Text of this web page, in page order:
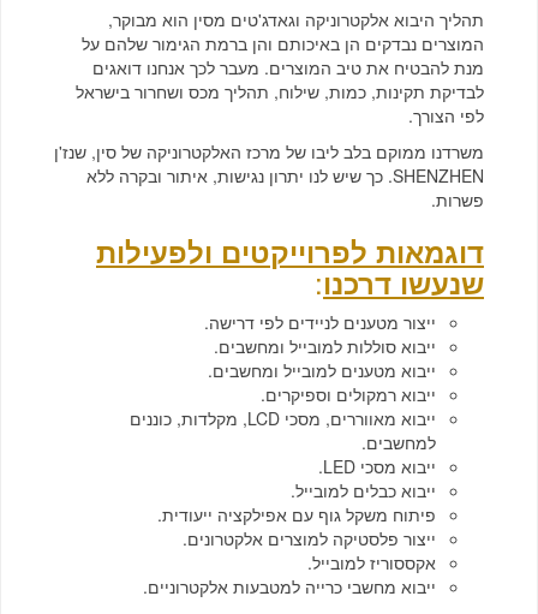
תהליך היבוא אלקטרוניקה וגאדג'טים מסין הוא מבוקר,
המוצרים נבדקים הן באיכותם והן ברמת הגימור שלהם על
מנת להבטיח את טיב המוצרים. מעבר לכך אנחנו דואגים
לבדיקת תקינות, כמות, שילוח, תהליך מכס ושחרור בישראל
לפי הצורך.
משרדנו ממוקם בלב ליבו של מרכז האלקטרוניקה של סין, שנז'ן
SHENZHEN. כך שיש לנו יתרון נגישות, איתור ובקרה ללא
פשרות.
דוגמאות לפרוייקטים ולפעילות
שנעשו דרכנו:
ייצור מטענים לניידים לפי דרישה.
ייבוא סוללות למובייל ומחשבים.
ייבוא מטענים למובייל ומחשבים.
ייבוא רמקולים וספיקרים.
ייבוא מאווררים, מסכיLCD, מקלדות, כוננים
למחשבים.
ייבוא מסכיLED
.
ייבוא כבלים למובייל.
פיתוח משקל גוף עם אפילקציה ייעודית.
ייצור פלסטיקה למוצרים אלקטרונים.
אקססוריז למובייל.
ייבוא מחשבי כרייה למטבעות אלקטרוניים.